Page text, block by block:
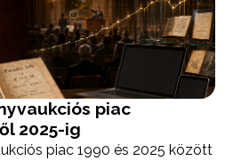
piac
2025-ig
piac 1990 és 2025 között